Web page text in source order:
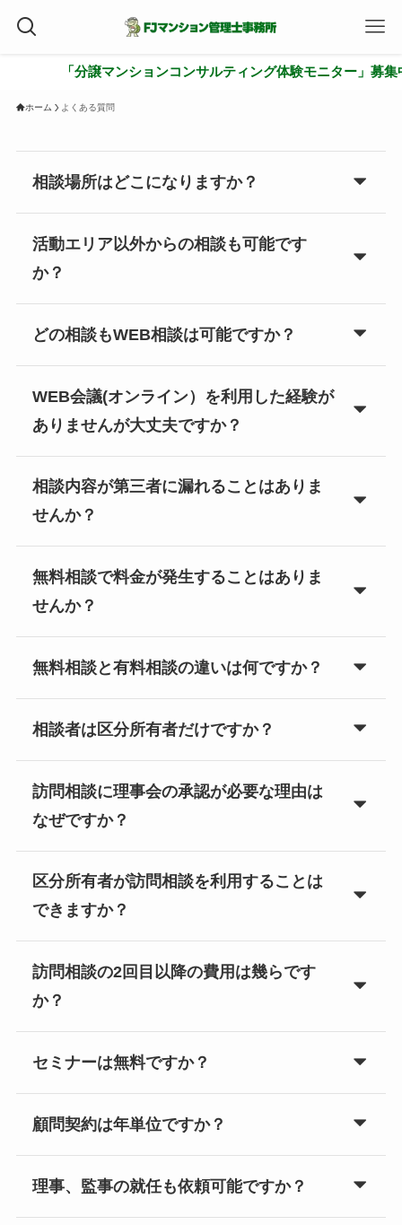
「分譲マンションコンサルティング体験モニター」募集中
ホーム よくある質問
相談場所はどこになりますか？
活動エリア以外からの相談も可能です
か？
どの相談もWEB相談は可能ですか？
WEB会議(オンライン）を利用した経験が
ありませんが大丈夫ですか？
相談内容が第三者に漏れることはありま
せんか？
無料相談で料金が発生することはありま
せんか？
無料相談と有料相談の違いは何ですか？
相談者は区分所有者だけですか？
訪問相談に理事会の承認が必要な理由は
なぜですか？
区分所有者が訪問相談を利用することは
できますか？
訪問相談の2回目以降の費用は幾らです
か？
セミナーは無料ですか？
顧問契約は年単位ですか？
理事、監事の就任も依頼可能ですか？